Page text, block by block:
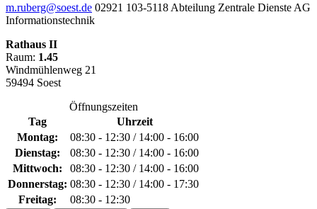
m.ruberg@soest.de 02921 103-5118 Abteilung Zentrale Dienste AG
Informationstechnik
Rathaus II
Raum: 1.45
Windmühlenweg 21
59494 Soest
Öffnungszeiten
Tag
Uhrzeit
Montag:
08:30 - 12:30 / 14:00 - 16:00
Dienstag:
08:30 - 12:30 / 14:00 - 16:00
Mittwoch:
08:30 - 12:30 / 14:00 - 16:00
Donnerstag: 08:30 - 12:30 / 14:00 - 17:30
Freitag:
08:30 - 12:30